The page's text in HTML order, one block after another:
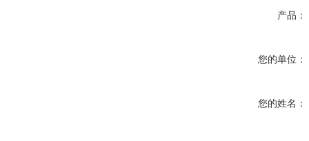
产品：
您的单位：
您的姓名：